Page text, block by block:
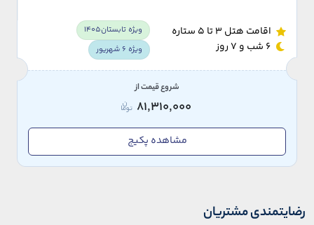
اقامت هتل 3 تا 5 ستاره
6 شب و 7 روز
ویژه تابستان1405
ویژه 6 شهریور
شروع قیمت از
81,310,000
مشاهده پکیج
رضایتمندی مشتریان